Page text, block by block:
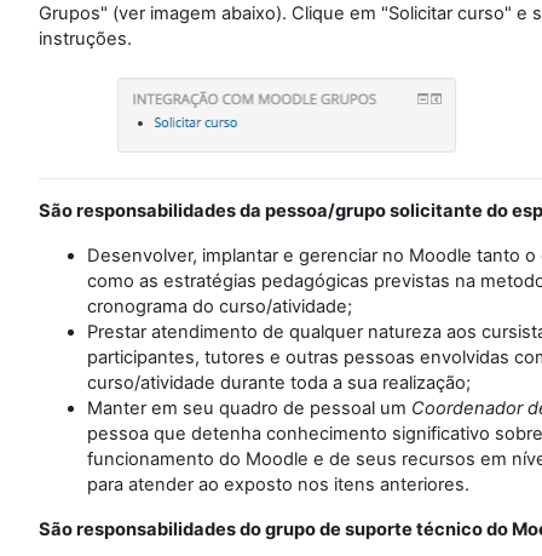
Grupos" (ver imagem abaixo). Clique em "Solicitar curso" e
instruções.
São responsabilidades da pessoa/grupo solicitante do
Desenvolver, implantar e gerenciar no Moodle tanto
como as estratégias pedagógicas previstas na
cronograma do curso/atividade;
Prestar atendimento de qualquer natureza aos
participantes, tutores e outras pessoas envolvidas
curso/atividade durante toda a sua realização;
Manter em seu quadro de pessoal um Coordenador
pessoa que detenha conhecimento significativo
funcionamento do Moodle e de seus recursos em
para atender ao exposto nos itens anteriores.
São responsabilidades do grupo de suporte técnico do